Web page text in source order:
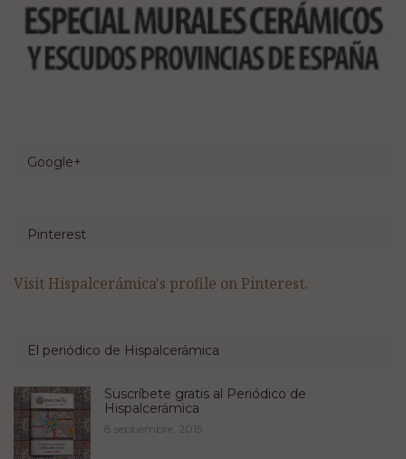
Google+
Pinterest
Visit Hispalcerámica's profile on Pinterest.
El periódico de Hispalcerámica
Suscríbete gratis al Periódico de
Hispalcerámica
8 septiembre, 2015